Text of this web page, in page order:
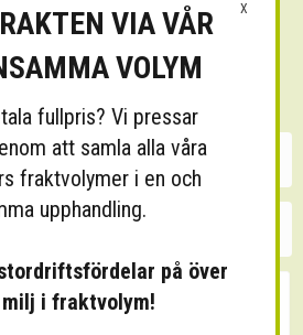
X
VIA VÅR
VOLYM
fullpris? Vi pressar
att samla alla våra
fraktvolymer i en och
upphandling.
på över
milj i fraktvolym!